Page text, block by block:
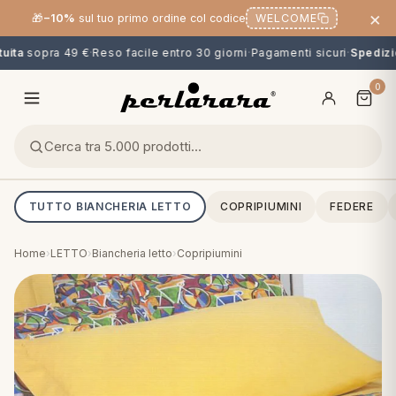
🎁−10% sul tuo primo ordine col codice WELCOME ×
sopra 49 € ·Reso facile entro 30 giorni·Pagamenti sicuri·
0
TUTTO BIANCHERIA LETTO COPRIPIUMINI FEDERE
Home›LETTO›Biancheria letto›Copripiumini